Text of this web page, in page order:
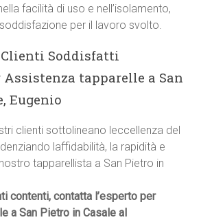
facilità di uso e nell’isolamento,
per il lavoro svolto.
Soddisfatti
Assistenza tapparelle a San
Eugenio
clienti sottolineano leccellenza del
laffidabilità, la rapidità e
tapparellista a San Pietro in
contenti, contatta l’esperto per
a San Pietro in Casale al